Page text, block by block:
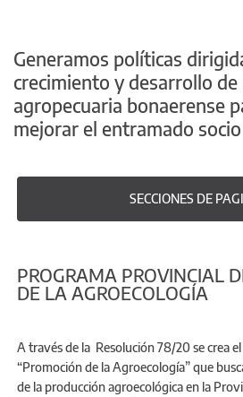
Generamos políticas
crecimiento y desarrollo
agropecuaria bonaerense
mejorar el entramado
SECCIONES DE
PROGRAMA PROVINCIAL
DE LA AGROECOLOGÍA
A través de la Resolución 78/20 se crea
“Promoción de la Agroecología” que
de la producción agroecológica en la